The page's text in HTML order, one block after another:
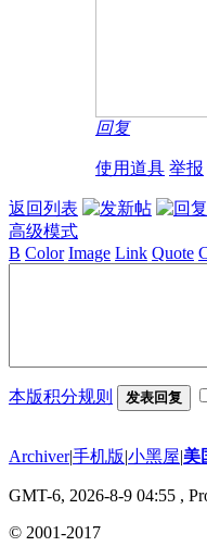
回复
使用道具 举报
返回列表
高级模式
B Color Image Link Quote
本版积分规则 发表回复
Archiver|手机版|小黑屋|美
GMT-6, 2026-8-9 04:55 ,
© 2001-2017